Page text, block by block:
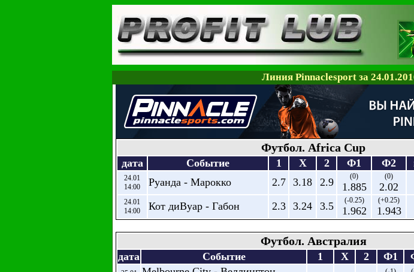
Линия Pinnaclesport за
Футбол. Africa Cup
дата Событие 1 X 2 Ф1 Ф2
24.01
14:00
Руанда - Марокко 2.7 3.18 2.9 (0)
1.885
(0)
2.02
24.01
14:00
Кот диВуар - Габон 2.3 3.24 3.5 (-0.25)
1.962
(+0.25)
1.943
Футбол. Австралия
дата Событие 1 X 2 Ф1